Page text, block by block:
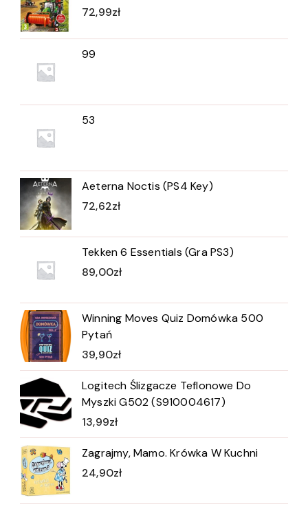
72,99zł
99
53
Aeterna Noctis (PS4 Key)
72,62zł
Tekken 6 Essentials (Gra PS3)
89,00zł
Winning Moves Quiz Domówka 500
Pytań
39,90zł
Logitech Ślizgacze Teflonowe Do
Myszki G502 (S910004617)
13,99zł
Zagrajmy, Mamo. Krówka W Kuchni
24,90zł